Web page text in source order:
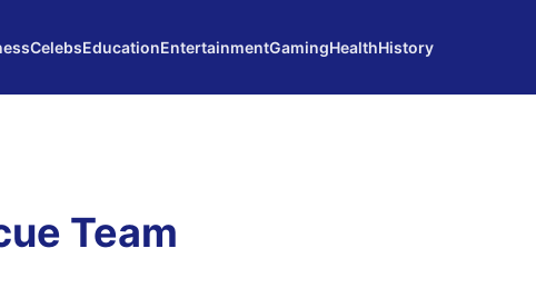
CelebsEducationEntertainmentGamingHealthHistory
Team